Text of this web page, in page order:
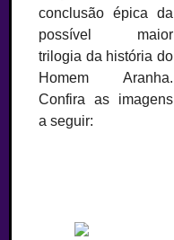
conclusão épica da
possível maior
trilogia da história do
Homem Aranha.
Confira as imagens
a seguir: